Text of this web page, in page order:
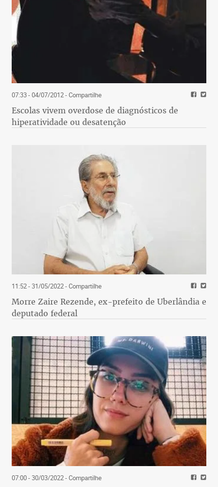
07:33 - 04/07/2012- Compartilhe
Escolas vivem overdose de diagnósticos de
hiperatividade ou desatenção
11:52 - 31/05/2022- Compartilhe
Morre Zaire Rezende, ex-prefeito de Uberlândia e
deputado federal
07:00 - 30/03/2022- Compartilhe